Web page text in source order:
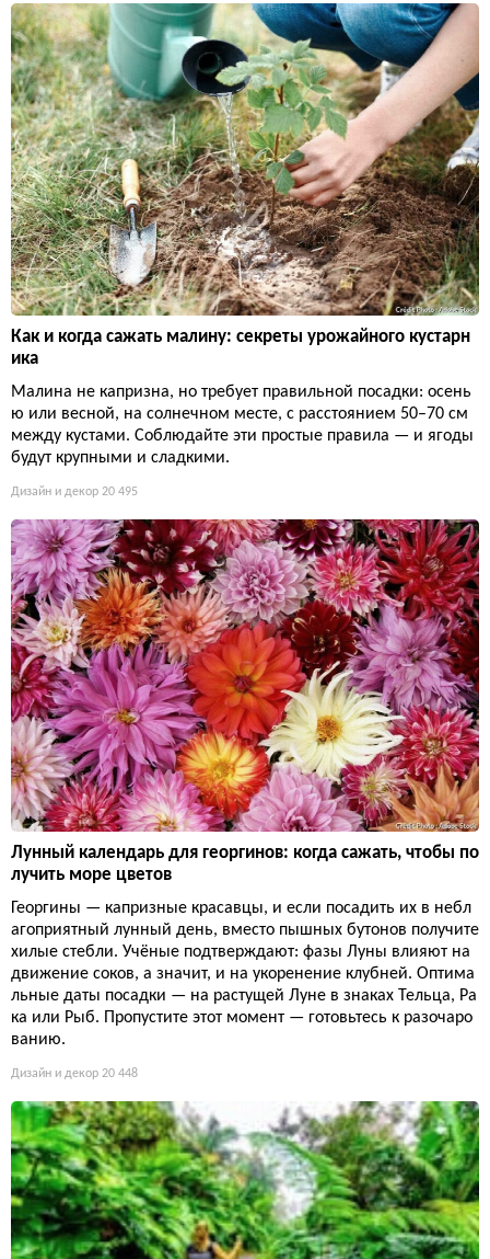
Как и когда сажать малину: секреты урожайного кустарн
ика
Малина не капризна, но требует правильной посадки: осень
ю или весной, на солнечном месте, с расстоянием 50–70 см
между кустами. Соблюдайте эти простые правила — и ягоды
будут крупными и сладкими.
Дизайн и декор 20 495
Лунный календарь для георгинов: когда сажать, чтобы по
лучить море цветов
Георгины — капризные красавцы, и если посадить их в небл
агоприятный лунный день, вместо пышных бутонов получите
хилые стебли. Учёные подтверждают: фазы Луны влияют на
движение соков, а значит, и на укоренение клубней. Оптима
льные даты посадки — на растущей Луне в знаках Тельца, Ра
ка или Рыб. Пропустите этот момент — готовьтесь к разочаро
ванию.
Дизайн и декор 20 448